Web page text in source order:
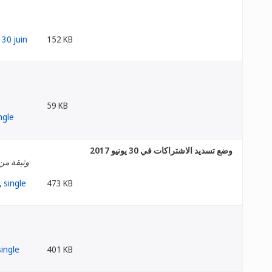
152 KB
59 KB
وضع تسديد الاشتراكات في 30 يونيو 2017
وثيقة من
473 KB
401 KB